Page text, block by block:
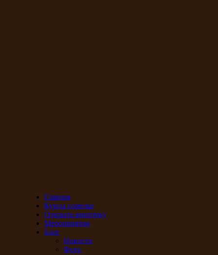
Главная
Курсы сомелье
Открыть винотеку
Мероприятия
Блог
Новости
Фото